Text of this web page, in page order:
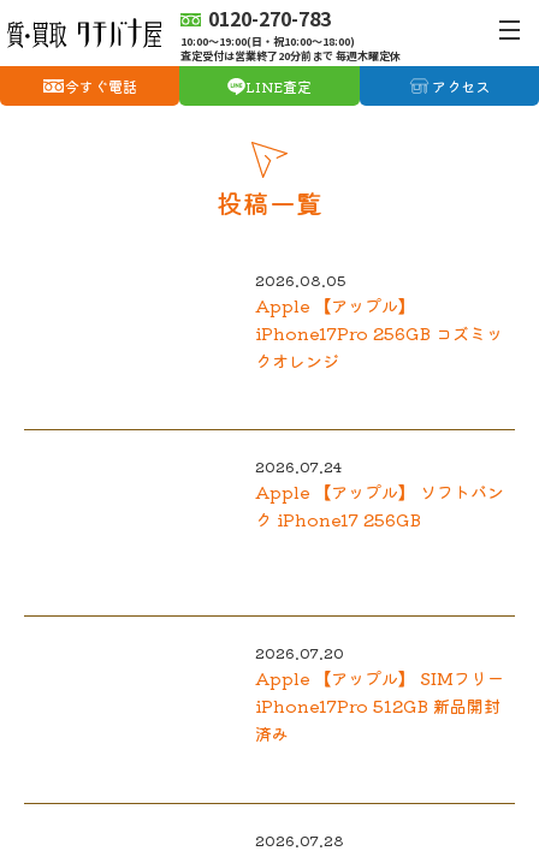
0120-270-783
10:00〜19:00(日・祝10:00〜18:00)
査定受付は営業終了20分前まで 毎週木曜定休
今すぐ電話 LINE査定 アクセス
投稿一覧
2026.08.05
Apple 【アップル】
iPhone17Pro 256GB コズミッ
クオレンジ
2026.07.24
Apple 【アップル】 ソフトバン
ク iPhone17 256GB
2026.07.20
Apple 【アップル】 SIMフリー
iPhone17Pro 512GB 新品開封
済み
2026.07.28